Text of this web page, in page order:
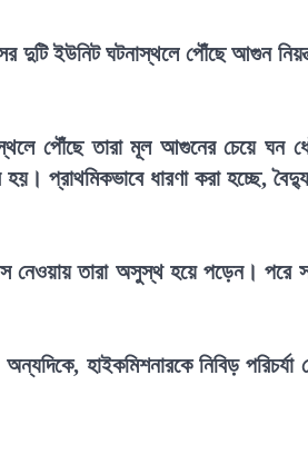
দুটি ইউনিট ঘটনাস্থলে পৌঁছে আগুন
পৌঁছে তারা মূল আগুনের চেয়ে ঘন
প্রাথমিকভাবে ধারণা করা হচ্ছে,
নেওয়ায় তারা অসুস্থ হয়ে পড়েন। পরে
হাইকমিশনারকে নিবিড় পরিচর্যা